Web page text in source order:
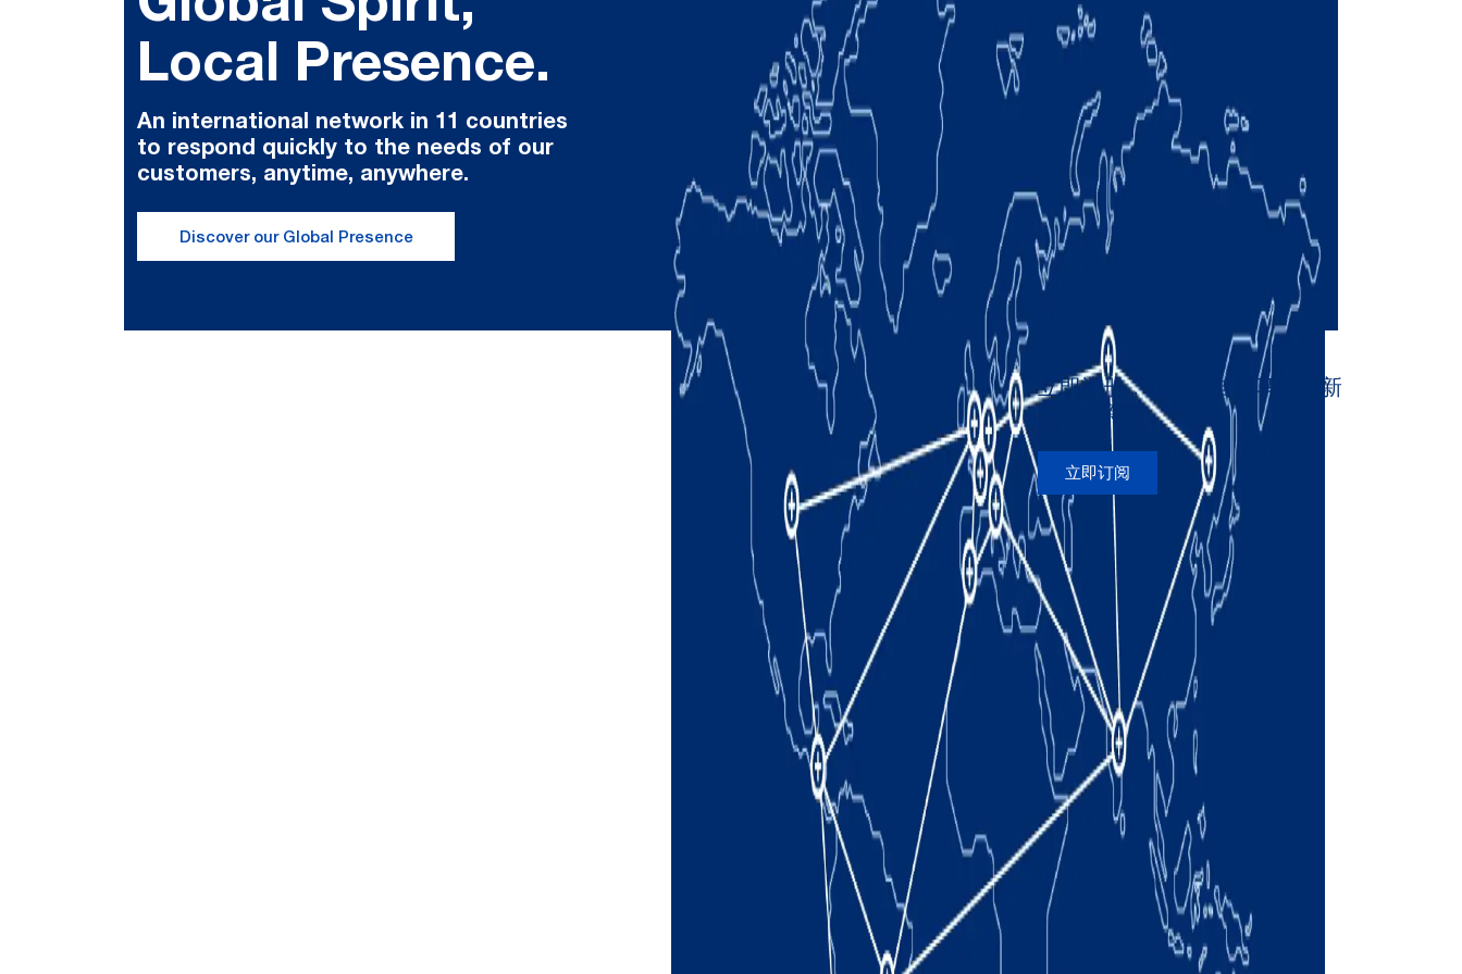
Local Presence.
An international network in 11 countries
to respond quickly to the needs of our
customers, anytime, anywhere.
Discover our Global Presence
立即注册，获取来自柯马的最新
资讯和新闻
立即订阅